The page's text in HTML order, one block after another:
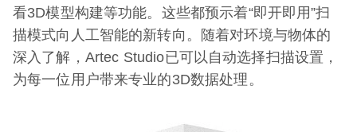
看3D模型构建等功能。这些都预示着“即开即用”扫
描模式向人工智能的新转向。随着对环境与物体的
深入了解，Artec Studio已可以自动选择扫描设置，
为每一位用户带来专业的3D数据处理。